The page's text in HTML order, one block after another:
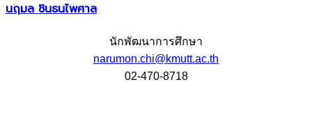
นฤมล ชินธนไพศาล
นักพัฒนาการศึกษา
narumon.chi@kmutt.ac.th
02-470-8718